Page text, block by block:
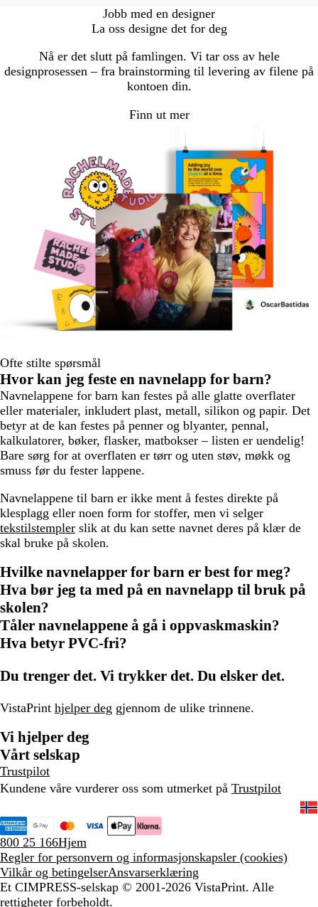
Jobb med en designer
La oss designe det for deg
Nå er det slutt på famlingen. Vi tar oss av hele
designprosessen – fra brainstorming til levering av filene på
kontoen din.
Finn ut mer
Ofte stilte spørsmål
Hvor kan jeg feste en navnelapp for barn?
Navnelappene for barn kan festes på alle glatte overflater
eller materialer, inkludert plast, metall, silikon og papir. Det
betyr at de kan festes på penner og blyanter, pennal,
kalkulatorer, bøker, flasker, matbokser – listen er uendelig!
Bare sørg for at overflaten er tørr og uten støv, møkk og
smuss før du fester lappene.
Navnelappene til barn er ikke ment å festes direkte på
klesplagg eller noen form for stoffer, men vi selger
tekstilstempler slik at du kan sette navnet deres på klær de
skal bruke på skolen.
Hvilke navnelapper for barn er best for meg?
Hva bør jeg ta med på en navnelapp til bruk på
skolen?
Tåler navnelappene å gå i oppvaskmaskin?
Hva betyr PVC-fri?
Du trenger det. Vi trykker det. Du elsker det.
VistaPrint hjelper deg gjennom de ulike trinnene.
Vi hjelper deg
Vårt selskap
Trustpilot
Kundene våre vurderer oss som utmerket på Trustpilot
800 25 166Hjem
Regler for personvern og informasjonskapsler (cookies)
Vilkår og betingelserAnsvarserklæring
Et CIMPRESS-selskap © 2001-2026 VistaPrint. Alle
rettigheter forbeholdt.